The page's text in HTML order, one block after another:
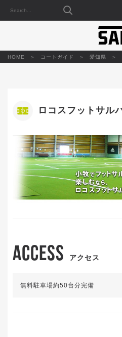
HOME コートガイド 愛知県
ロコスフットサル
ACCESS アクセス
無料駐車場約50台分完備